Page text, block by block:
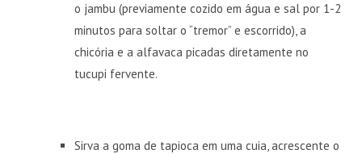
o jambu (previamente cozido em água e sal por 1-2
minutos para soltar o “tremor” e escorrido), a
chicória e a alfavaca picadas diretamente no
tucupi fervente.
Sirva a goma de tapioca em uma cuia, acrescente o